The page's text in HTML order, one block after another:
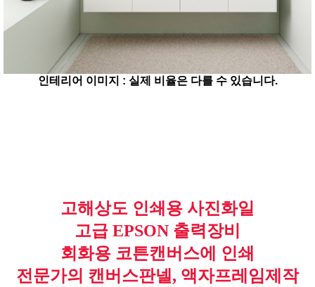
인테리어 이미지 : 실제 비율은 다를 수 있습니다.
고해상도 인쇄용 사진화일
고급 EPSON 출력장비
회화용 코튼캔버스에 인쇄
전문가의 캔버스판넬, 액자프레임제작